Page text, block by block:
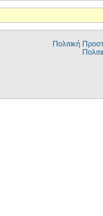
Πολιτική